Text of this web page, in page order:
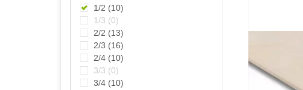
1/2 (10)
1/3 (0)
2/2 (13)
2/3 (16)
2/4 (10)
3/3 (0)
3/4 (10)